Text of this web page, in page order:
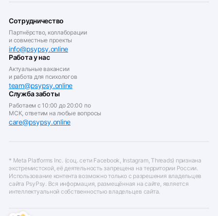
Сотрудничество
Партнёрство, коллаборации
и совместные проекты
info@psypsy.online
Работа у нас
Актуальные вакансии
и работа для психологов
team@psypsy.online
Служба заботы
Работаем с 10:00 до 20:00 по
МСК, ответим на любые вопросы
care@psypsy.online
* Meta Platforms Inc. (соц. сети Facebook, Instagram, Threads) признана
экстремистской, её деятельность запрещена на территории России.
Использование контента возможно только с разрешения владельцев
сайта PsyPsy. Вся информация, размещённая на сайте, является
интеллектуальной собственностью владельцев сайта.